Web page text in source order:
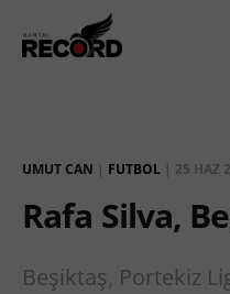
UMUT CAN | FUTBOL | 25 HAZ
Rafa Silva,
Beşiktaş, Portekiz